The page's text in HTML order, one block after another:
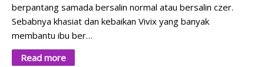
berpantang samada bersalin normal atau bersalin czer.
Sebabnya khasiat dan kebaikan Vivix yang banyak
membantu ibu ber…
Read more